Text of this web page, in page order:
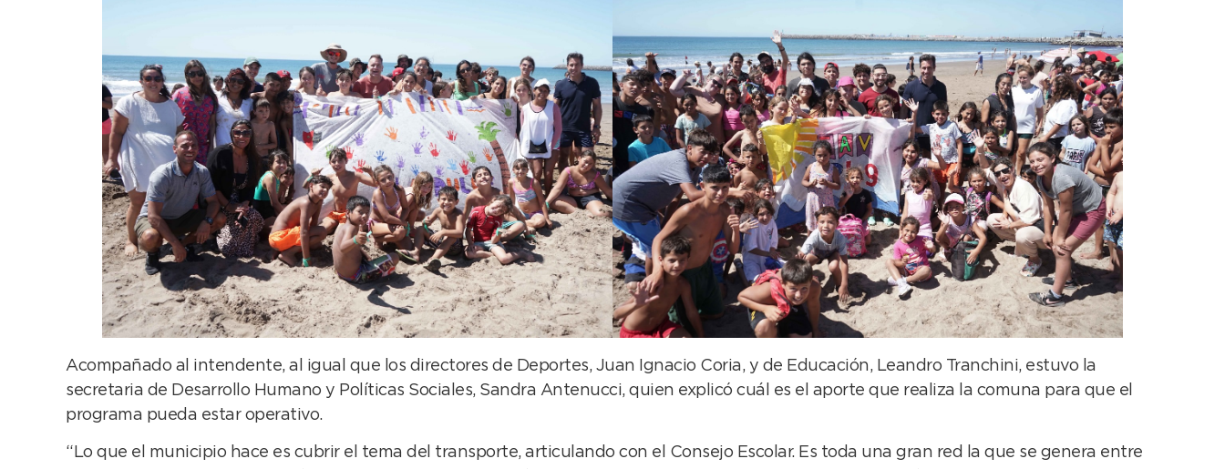
Acompañado al intendente, al igual que los directores de Deportes, Juan Ignacio Coria, y de Educación, Leandro Tranchini, estuvo la
secretaria de Desarrollo Humano y Políticas Sociales, Sandra Antenucci, quien explicó cuál es el aporte que realiza la comuna para que el
programa pueda estar operativo.
“Lo que el municipio hace es cubrir el tema del transporte, articulando con el Consejo Escolar. Es toda una gran red la que se genera entre